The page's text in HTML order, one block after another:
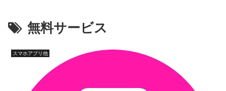
無料サービス
スマホアプリ他